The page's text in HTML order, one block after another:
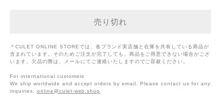
＊CULET ONLINE STOREでは、各ブランド実店舗と在庫を共有している商品が
含まれています。そのためご注文が完了しても、商品をご用意できない場合がござ
います。欠品の際は、メールにてご連絡いたしますのでご容赦ください。
For international customers
We ship worldwide and accept orders by email. Please contact us for any
inquiries. online@culet-web.shop